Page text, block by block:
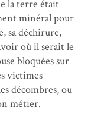
la terre était
minéral pour
sa déchirure,
où il serait le
bloquées sur
victimes
décombres, ou
métier.